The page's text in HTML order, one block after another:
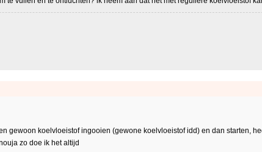
gewoon koelvloeistof ingooien (gewone koelvloeistof idd) en dan starten,
zo doe ik het altijd